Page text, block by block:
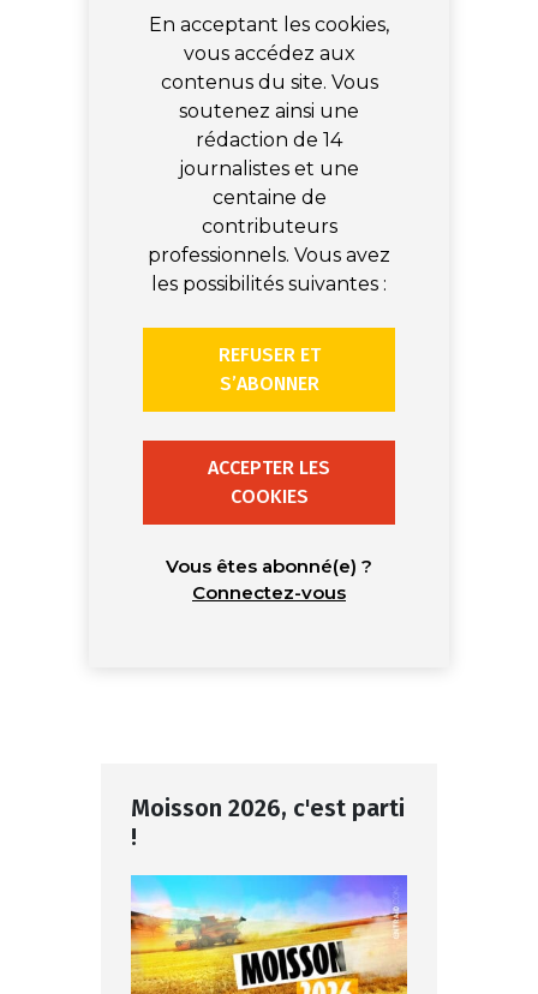
En acceptant les cookies,
vous accédez aux
contenus du site. Vous
soutenez ainsi une
rédaction de 14
journalistes et une
centaine de
contributeurs
professionnels. Vous avez
les possibilités suivantes :
REFUSER ET
S’ABONNER
ACCEPTER LES
COOKIES
Vous êtes abonné(e) ?
Connectez-vous
Moisson 2026, c'est parti
!